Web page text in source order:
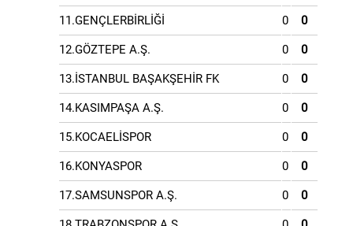
11.GENÇLERBİRLİĞİ 0 0
12.GÖZTEPE A.Ş. 0 0
13.İSTANBUL BAŞAKŞEHİR FK 0 0
14.KASIMPAŞA A.Ş. 0 0
15.KOCAELİSPOR 0 0
16.KONYASPOR 0 0
17.SAMSUNSPOR A.Ş. 0 0